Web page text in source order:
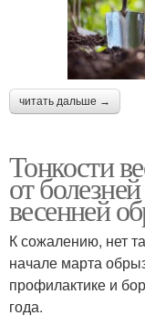
читать дальше →
Тонкости
от
весенней
К сожалению, нет
начале марта
профилактике и
года.